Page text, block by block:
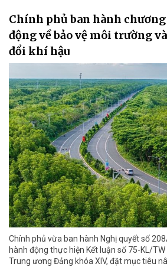
Chính phủ ban hành
động về bảo vệ môi trường
đổi khí hậu
Chính phủ vừa ban hành Nghị quyết số
hành động thực hiện Kết luận số 75-KL/
Trung ương Đảng khóa XIV, đặt mục tiêu